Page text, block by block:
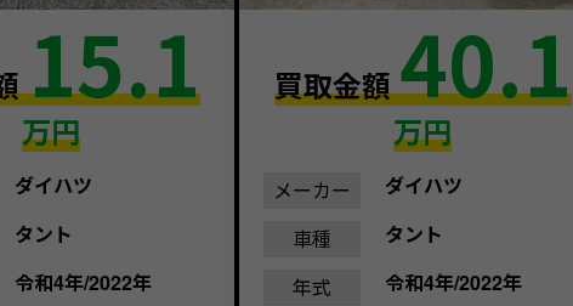
15.1
万円
ダイハツ
タント
令和4年/2022年
買取金額40.1
万円
メーカー
ダイハツ
車種
タント
年式
令和4年/2022年